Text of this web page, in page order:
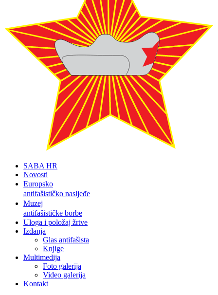
SABA HR
Novosti
Europsko
antifašističko nasljeđe
Muzej
antifašističke borbe
Uloga i položaj žrtve
Izdanja
Glas antifašista
Knjige
Multimedija
Foto galerija
Video galerija
Kontakt